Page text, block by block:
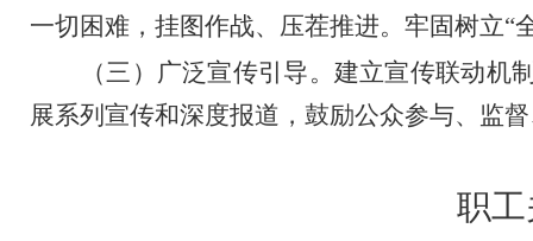
一切困难，挂图作战、压茬推进。牢固树立“
（三）广泛宣传引导。 建立宣传联动机
展系列宣传和深度报道，鼓励公众参与、监
职